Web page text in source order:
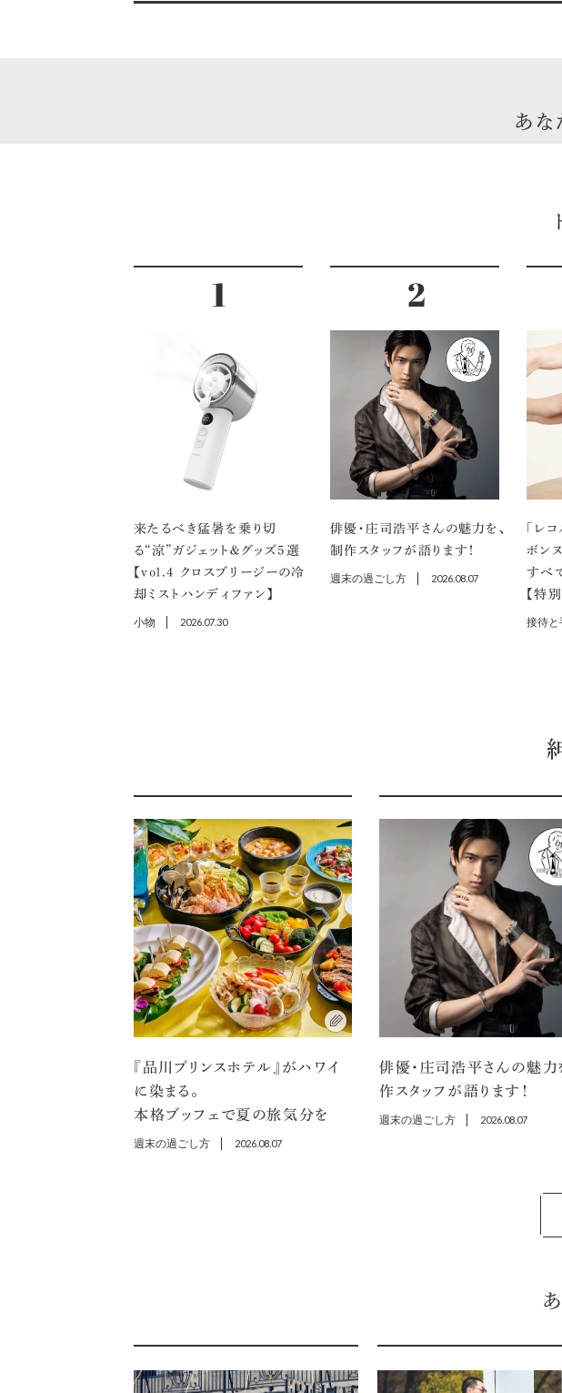
あな
来たるべき猛暑を乗り切
る“涼”ガジェット＆グッズ5選
【vol.４ クロスブリージーの冷
却ミストハンディファン】
小物 2026.07.30
俳優・庄司浩平さんの魅力を、
制作スタッフが語ります！
週末の過ごし方 2026.08.07
「レ
ボンヌ
すべ
【特
接待と
『品川プリンスホテル』がハワイ
に染まる。
本格ブッフェで夏の旅気分を
週末の過ごし方 2026.08.07
俳優・庄司浩平さんの魅力
作スタッフが語ります！
週末の過ごし方 2026.08.07